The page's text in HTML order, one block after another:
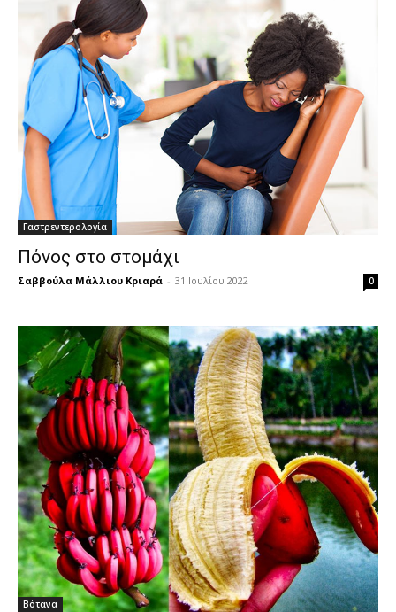
Γαστρεντερολογία
Πόνος στο στομάχι
Σαββούλα Μάλλιου Κριαρά - 31 Ιουλίου 2022 0
Βότανα